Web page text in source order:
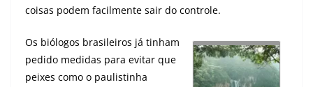
coisas podem facilmente sair do controle.
Os biólogos brasileiros já tinham
pedido medidas para evitar que
peixes como o paulistinha